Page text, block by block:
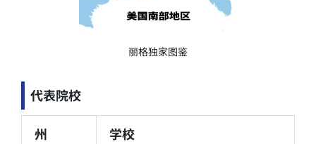
丽格独家图鉴
代表院校
州 学校